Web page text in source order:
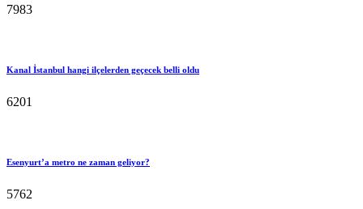
7983
Kanal İstanbul hangi ilçelerden geçecek belli oldu
6201
Esenyurt’a metro ne zaman geliyor?
5762